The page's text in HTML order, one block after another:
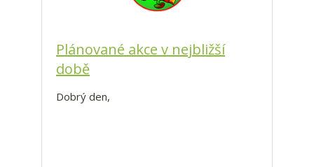
Plánované akce v nejbližší
době
Dobrý den,